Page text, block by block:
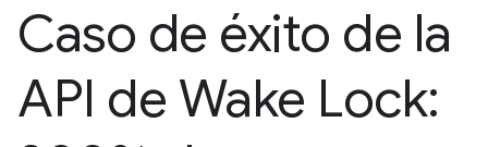
Caso de éxito de la
API de Wake Lock: